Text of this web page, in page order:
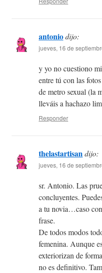
antoniodijo:
jueves, 16 de
y yo no cuestiono
entre tú con las
de metro sexual (la
lleváis a hachazo
Responder
thelastartisandijo:
jueves, 16 de
sr. Antonio. Las
concluyentes.
a tu novia…caso
frase.
De todos modos
femenina. Aunque
exteriorizan de
no es definitivo.